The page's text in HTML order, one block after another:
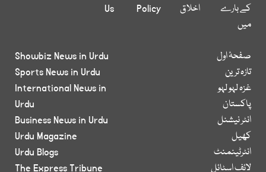
کے بارے
میں
اخلاق
Policy
Us
صفحۂ اول
تازہ ترین
غزہ لہو لہو
پاکستان
انٹر نیشنل
کھیل
انٹرٹینمنٹ
لائف اسٹائل
Showbiz News in Urdu
Sports News in Urdu
International News in
Urdu
Business News in Urdu
Urdu Magazine
Urdu Blogs
The Express Tribune